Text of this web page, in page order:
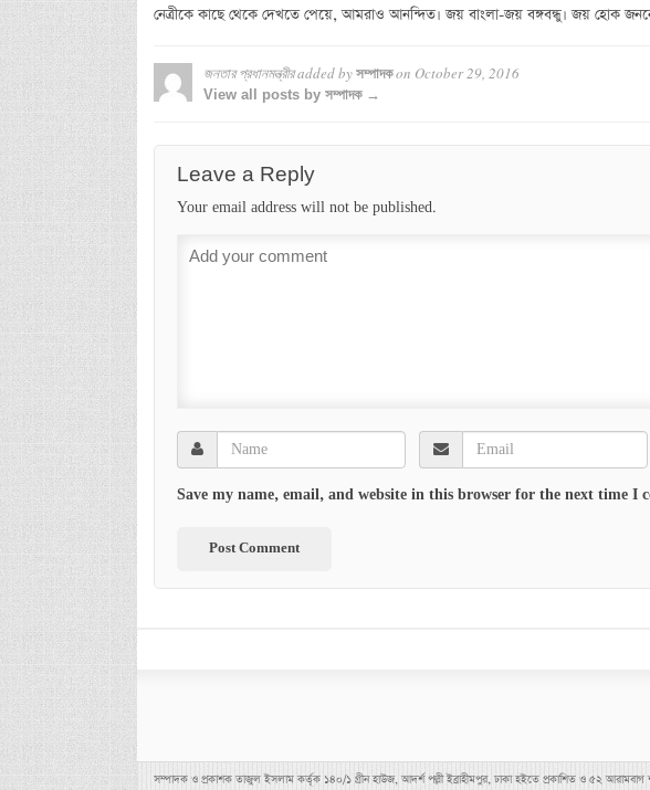
নেত্রীকে কাছে থেকে দেখতে পেয়ে, আমরাও আনন্দিত। জয় বাংলা-জয় বঙ্গবন্ধু। জয় হোক
জনতার প্রধানমন্ত্রীরadded by সম্পাদকon October 29, 2016
View all posts by সম্পাদক →
Leave a Reply
Your email address will not be published.
Save my name, email, and website in this browser for the next time I
সম্পাদক ও প্রকাশক তাজুল ইসলাম কর্তৃক ১৪০/১ গ্রীন হাউজ, আদর্শ পল্লী ইব্রাহীমপুর, ঢাকা হইতে প্রকাশিত ও ৫২